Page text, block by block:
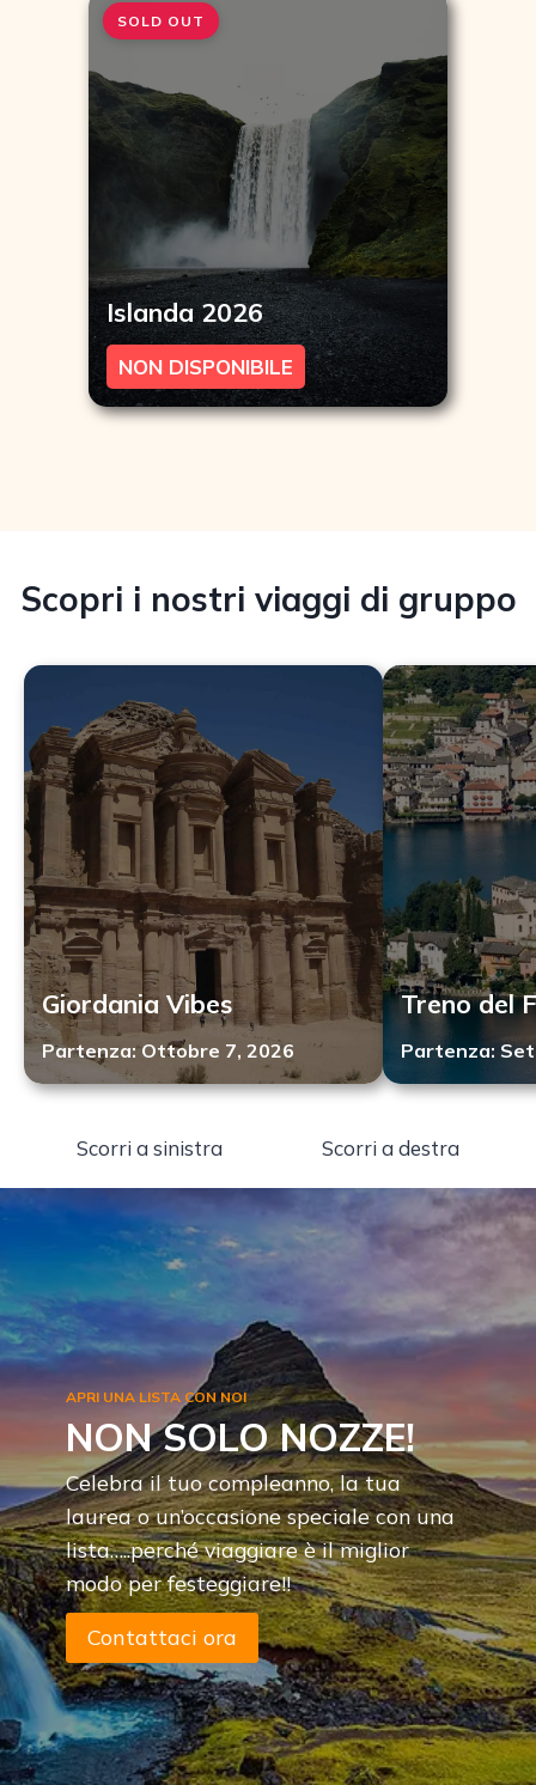
SOLD OUT
Islanda 2026
NON DISPONIBILE
Scopri i nostri viaggi di gruppo
Giordania Vibes
Partenza:Ottobre 7, 2026
Treno del
Partenza:
Scorri a sinistra Scorri a destra
APRI UNA LISTA CON NOI
NON SOLO NOZZE!
Celebra il tuo compleanno, la tua
laurea o un’occasione speciale con una
lista…..perché viaggiare è il miglior
modo per festeggiare!!
Contattaci ora